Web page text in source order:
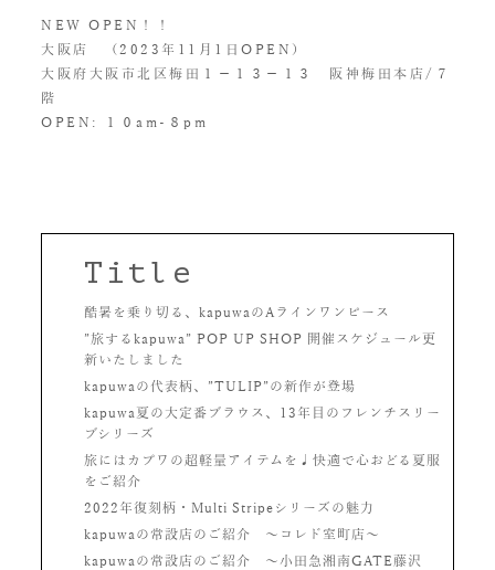
NEW OPEN！！
大阪店 (2023年11月1日OPEN）
大阪府大阪市北区梅田１−１３−１３ 阪神梅田本店/７
階
OPEN: １０am-８pm
Title
酷暑を乗り切る、kapuwaのAラインワンピース
”旅するkapuwa” POP UP SHOP 開催スケジュール更
新いたしました
kapuwaの代表柄、”TULIP”の新作が登場
kapuwa夏の大定番ブラウス、13年目のフレンチスリー
ブシリーズ
旅にはカプワの超軽量アイテムを♩快適で心おどる夏服
をご紹介
2022年復刻柄・Multi Stripeシリーズの魅力
kapuwaの常設店のご紹介 〜コレド室町店〜
kapuwaの常設店のご紹介 〜小田急湘南GATE藤沢